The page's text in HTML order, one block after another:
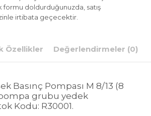
formu doldurduğunuzda, satış
irtibata geçecektir.
Özellikler Değerlendirmeler (0)
Basınç Pompası M 8/13 (8
grubu yedek
Kodu: R30001.